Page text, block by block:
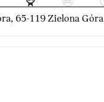
65-119 Zielona Góra